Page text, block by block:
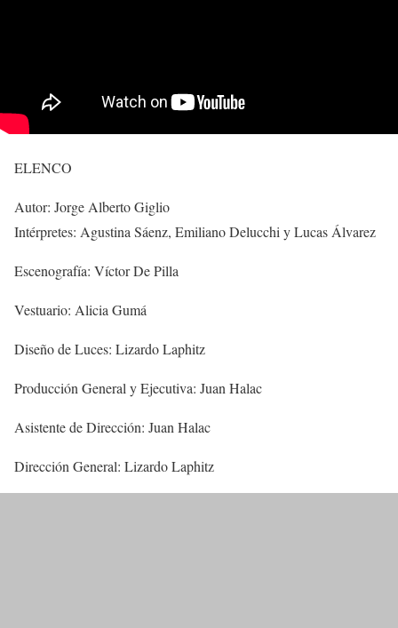
ELENCO
Autor: Jorge Alberto Giglio
Intérpretes: Agustina Sáenz, Emiliano Delucchi y Lucas Álvarez
Escenografía: Víctor De Pilla
Vestuario: Alicia Gumá
Diseño de Luces: Lizardo Laphitz
Producción General y Ejecutiva: Juan Halac
Asistente de Dirección: Juan Halac
Dirección General: Lizardo Laphitz